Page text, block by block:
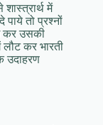
में
तो प्रश्नों
कर उसकी
लौट कर भारती
उदाहरण